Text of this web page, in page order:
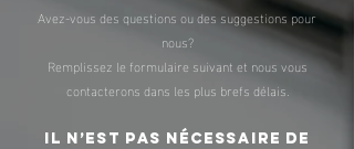
Avez-vous des questions ou des suggestions pour
nous?
Remplissez le formulaire suivant et nous vous
contacterons dans les plus brefs délais.
IL N’EST PAS NÉCESSAIRE DE